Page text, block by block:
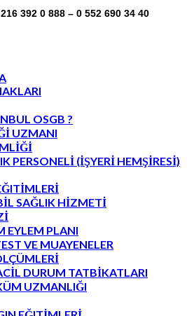
392 0 888 – 0 552 690 34 40
OSGB ?
UZMANI
PERSONELİ (İŞYERİ HEMŞİRESİ)
SAĞLIK HİZMETİ
EYLEM PLANI
VE MUAYENELER
DURUM TATBİKATLARI
UZMANLIĞI